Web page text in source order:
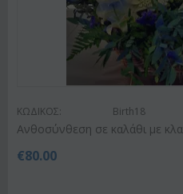
ΚΩΔΙΚΟΣ: Birth18
Ανθοσύνθεση σε καλάθι με
€80.00